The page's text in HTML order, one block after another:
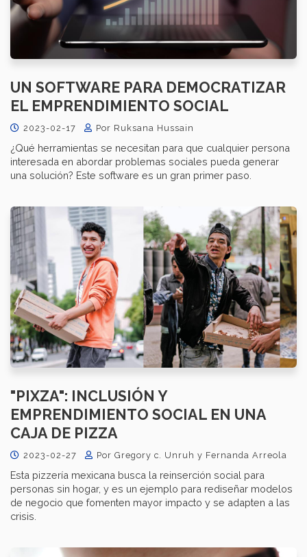
UN SOFTWARE PARA DEMOCRATIZAR
EL EMPRENDIMIENTO SOCIAL
2023-02-17 Por Ruksana Hussain
¿Qué herramientas se necesitan para que cualquier persona
interesada en abordar problemas sociales pueda generar
una solución? Este software es un gran primer paso.
"PIXZA": INCLUSIÓN Y
EMPRENDIMIENTO SOCIAL EN UNA
CAJA DE PIZZA
2023-02-27 Por Gregory c. Unruh y Fernanda Arreola
Esta pizzería mexicana busca la reinserción social para
personas sin hogar, y es un ejemplo para rediseñar modelos
de negocio que fomenten mayor impacto y se adapten a las
crisis.